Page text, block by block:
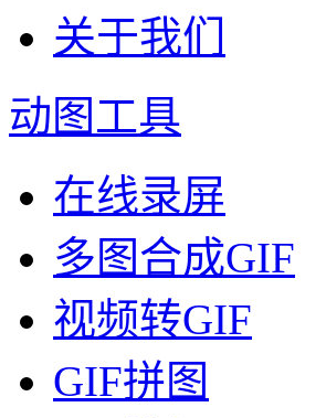
关于我们
动图工具
在线录屏
多图合成GIF
视频转GIF
GIF拼图